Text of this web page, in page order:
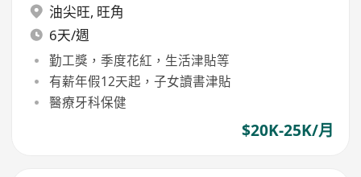
油尖旺, 旺角
6天/週
勤工獎，季度花紅，生活津貼等
有薪年假12天起，子女讀書津貼
醫療牙科保健
$20K-25K/月